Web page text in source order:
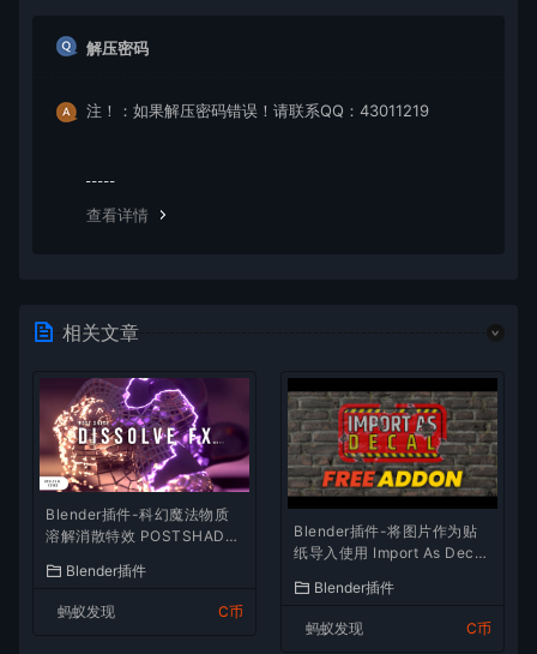
解压密码
注！：如果解压密码错误！请联系QQ：43011219
查看详情
相关文章
Blender插件-科幻魔法物质
溶解消散特效 POSTSHADE
Blender插件
蚂蚁发现 C币
Blender插件-将图片作为贴
纸导入使用 Import As Decal
Blender插件
蚂蚁发现 C币